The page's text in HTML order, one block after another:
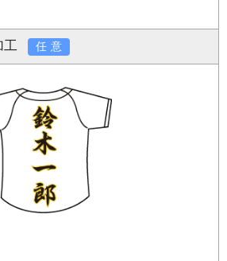
工 任意